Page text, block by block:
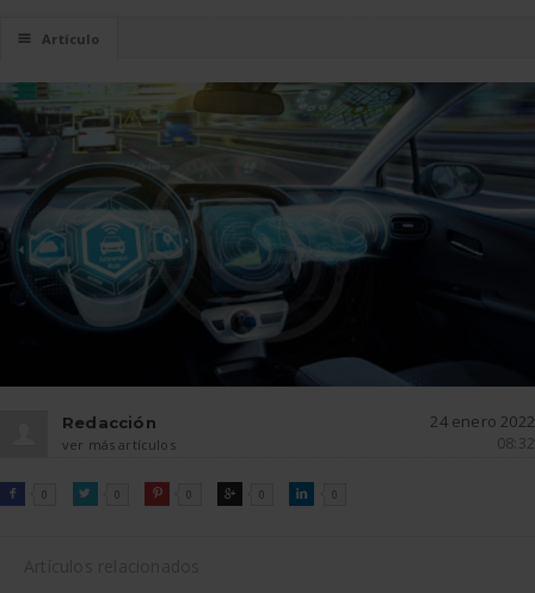
☰ Artículo
Redacción
ver más artículos
24 enero 2022
08:32

FACEBOOK
0 
TWITTER0 
PINTEREST
0 
GOOGLE0 
LINKEDIN
0